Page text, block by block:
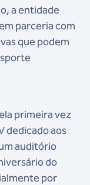
a entidade
parceria com
que podem
primeira vez
dedicado aos
auditório
do
por